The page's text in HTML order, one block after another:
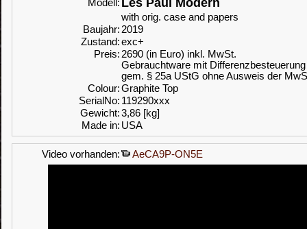
Modell: Les Paul Modern
with orig. case and papers
Baujahr: 2019
Zustand:exc+
Preis: 2690 (in Euro) inkl. MwSt.
Gebrauchtware mit Differenzbesteuerung
gem. § 25a UStG ohne Ausweis der
Colour:Graphite Top
SerialNo: 119290xxx
Gewicht:3,86 [kg]
Made in: USA
Video vorhanden: AeCA9P-ON5E